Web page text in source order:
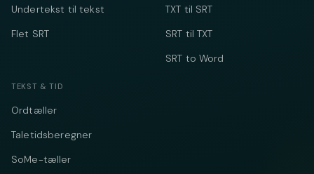
Undertekst til tekst
Flet SRT
TXT til SRT
SRT til TXT
SRT to Word
TEKST & TID
Ordtæller
Taletidsberegner
SoMe-tæller